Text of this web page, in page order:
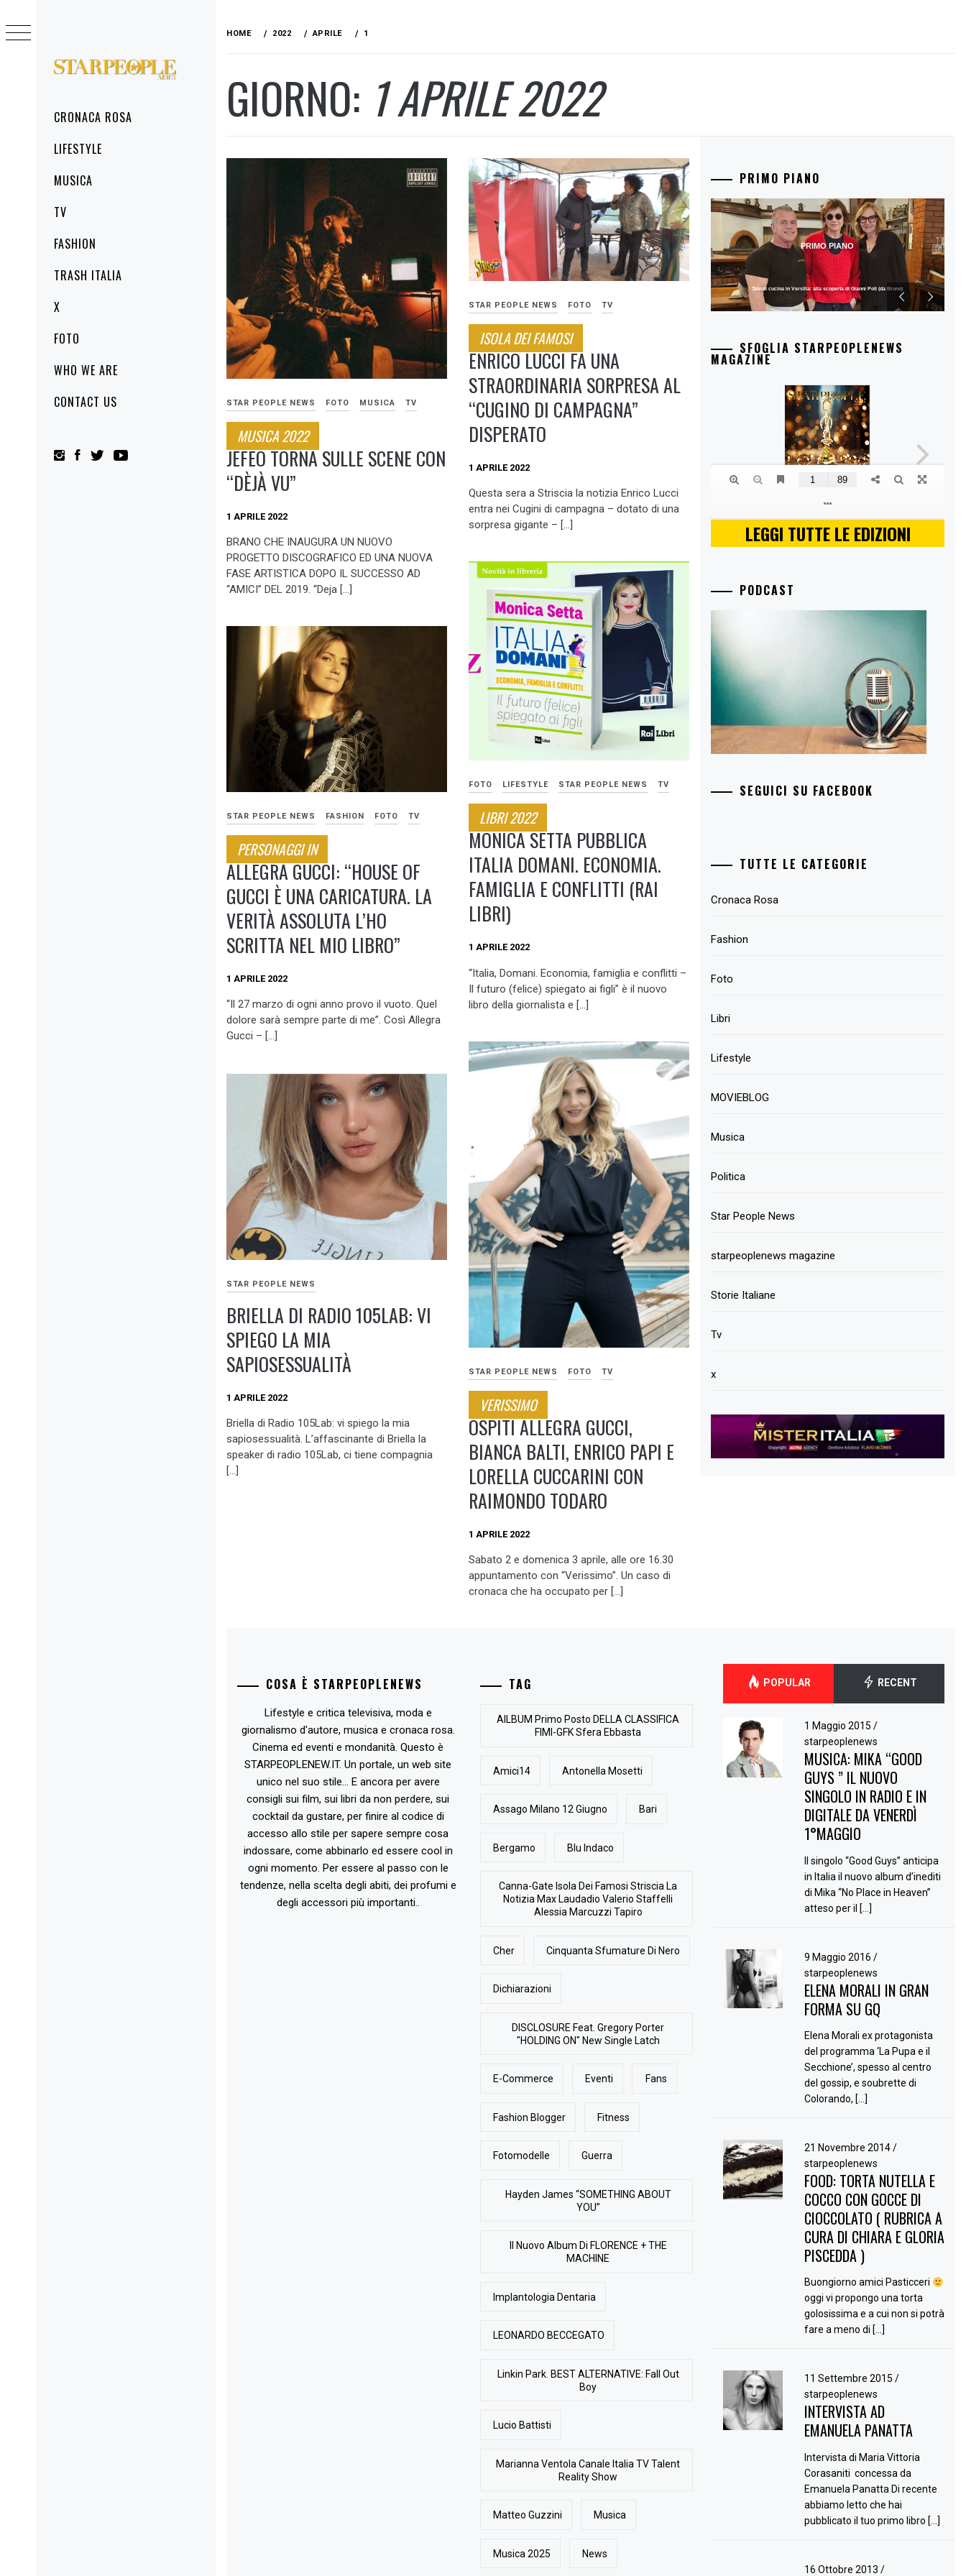
STARPEOPLENEWS
MenuCRONACA ROSA
LIFESTYLE
MUSICA
TV
FASHION
TRASH ITALIA
X
FOTO
WHO WE ARE
CONTACT US
to
content
HOME 2022 APRILE 1
GIORNO: 1 APRILE 2022
STAR PEOPLE NEWS FOTO MUSICA TV
MUSICA 2022
JEFEO TORNA SULLE SCENE CON
“DÈJÀ VU”
1 APRILE 2022
BRANO CHE INAUGURA UN NUOVO
PROGETTO DISCOGRAFICO ED UNA NUOVA
FASE ARTISTICA DOPO IL SUCCESSO AD
“AMICI” DEL 2019. “Deja […]
STAR PEOPLE NEWS FOTO TV
ISOLA DEI FAMOSI
ENRICO LUCCI FA UNA
STRAORDINARIA SORPRESA AL
“CUGINO DI CAMPAGNA”
DISPERATO
1 APRILE 2022
Questa sera a Striscia la notizia Enrico Lucci
entra nei Cugini di campagna – dotato di una
sorpresa gigante – […]
FOTO LIFESTYLE STAR PEOPLE NEWS TV
LIBRI 2022
MONICA SETTA PUBBLICA
ITALIA DOMANI. ECONOMIA.
FAMIGLIA E CONFLITTI (RAI
LIBRI)
1 APRILE 2022
“Italia, Domani. Economia, famiglia e conflitti –
Il futuro (felice) spiegato ai figli” è il nuovo
libro della giornalista e […]
STAR PEOPLE NEWS FASHION FOTO TV
PERSONAGGI IN
ALLEGRA GUCCI: “HOUSE OF
GUCCI È UNA CARICATURA. LA
VERITÀ ASSOLUTA L’HO
SCRITTA NEL MIO LIBRO”
1 APRILE 2022
“Il 27 marzo di ogni anno provo il vuoto. Quel
dolore sarà sempre parte di me”. Così Allegra
Gucci – […]
STAR PEOPLE NEWS FOTO TV
VERISSIMO
OSPITI ALLEGRA GUCCI,
BIANCA BALTI, ENRICO PAPI E
LORELLA CUCCARINI CON
RAIMONDO TODARO
1 APRILE 2022
Sabato 2 e domenica 3 aprile, alle ore 16.30
appuntamento con “Verissimo”. Un caso di
cronaca che ha occupato per […]
STAR PEOPLE NEWS
BRIELLA DI RADIO 105LAB: VI
SPIEGO LA MIA
SAPIOSESSUALITÀ
1 APRILE 2022
Briella di Radio 105Lab: vi spiego la mia
sapiosessualità. L’affascinante di Briella la
speaker di radio 105Lab, ci tiene compagnia
[…]
PRIMO PIANO
Talenti cucina in Versilia: alla scoperta di Gianni Poli (da Bruno)
PRIMO PIANO
SFOGLIA STARPEOPLENEWS
MAGAZINE
LEGGI TUTTE LE EDIZIONI
PODCAST
SEGUICI SU FACEBOOK
TUTTE LE CATEGORIE
Cronaca Rosa
Fashion
Foto
Libri
Lifestyle
MOVIEBLOG
Musica
Politica
Star People News
starpeoplenews magazine
Storie Italiane
Tv
x
COSA È STARPEOPLENEWS
Lifestyle e critica televisiva, moda e
giornalismo d'autore, musica e cronaca rosa.
Cinema ed eventi e mondanità. Questo è
STARPEOPLENEW.IT. Un portale, un web site
unico nel suo stile... E ancora per avere
consigli sui film, sui libri da non perdere, sui
cocktail da gustare, per finire al codice di
accesso allo stile per sapere sempre cosa
indossare, come abbinarlo ed essere cool in
ogni momento. Per essere al passo con le
tendenze, nella scelta degli abiti, dei profumi e
degli accessori più importanti..
TAG
AlLBUM Primo Posto DELLA CLASSIFICA
FIMI-GFK Sfera Ebbasta
Amici14 Antonella Mosetti
Assago Milano 12 Giugno Bari
Bergamo Blu Indaco
Canna-Gate Isola Dei Famosi Striscia La
Notizia Max Laudadio Valerio Staffelli
Alessia Marcuzzi Tapiro
Cher Cinquanta Sfumature Di Nero
Dichiarazioni
DISCLOSURE Feat. Gregory Porter
"HOLDING ON" New Single Latch
E-Commerce Eventi Fans
Fashion Blogger Fitness
Fotomodelle Guerra
Hayden James “SOMETHING ABOUT
YOU”
Il Nuovo Album Di FLORENCE + THE
MACHINE
Implantologia Dentaria
LEONARDO BECCEGATO
Linkin Park. BEST ALTERNATIVE: Fall Out
Boy
Lucio Battisti
Marianna Ventola Canale Italia TV Talent
Reality Show
Matteo Guzzini Musica
Musica 2025 News
POPULAR RECENT
1 Maggio 2015 /
starpeoplenews
MUSICA: MIKA “GOOD
GUYS ” IL NUOVO
SINGOLO IN RADIO E IN
DIGITALE DA VENERDÌ
1°MAGGIO
Il singolo “Good Guys” anticipa
in Italia il nuovo album d’inediti
di Mika “No Place in Heaven”
atteso per il […]
9 Maggio 2016 /
starpeoplenews
ELENA MORALI IN GRAN
FORMA SU GQ
Elena Morali ex protagonista
del programma ‘La Pupa e il
Secchione’, spesso al centro
del gossip, e soubrette di
Colorando, […]
21 Novembre 2014/
starpeoplenews
FOOD: TORTA NUTELLA E
COCCO CON GOCCE DI
CIOCCOLATO ( RUBRICA A
CURA DI CHIARA E GLORIA
PISCEDDA )
Buongiorno amici Pasticceri
oggi vi propongo una torta
golosissima e a cui non si potrà
fare a meno di […]
11 Settembre 2015 /
starpeoplenews
INTERVISTA AD
EMANUELA PANATTA
Intervista di Maria Vittoria
Corasaniti concessa da
Emanuela Panatta Di recente
abbiamo letto che hai
pubblicato il tuo primo libro […]
16 Ottobre 2013 /